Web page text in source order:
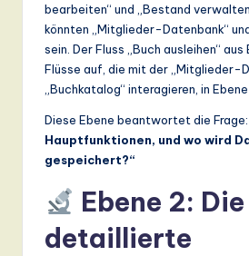
bearbeiten“ und „Bestand
könnten „Mitglieder-Datenbank“
sein. Der Fluss „Buch ausleihen“
Flüsse auf, die mit der „Mitglieder-
„Buchkatalog“ interagieren, in Ebene
Diese Ebene beantwortet die Frage:
Hauptfunktionen, und wo wird
gespeichert?“
Ebene 2: Die
detaillierte